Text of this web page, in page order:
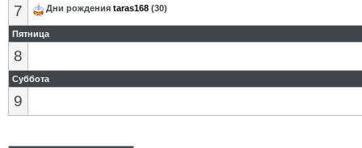
7 Дни рождения taras168 (30)
Пятница
8
Суббота
9